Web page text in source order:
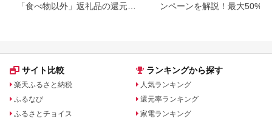
「食べ物以外」返礼品の還元率
ンペーンを解説！最大50%還
サイト比較
楽天ふるさと納税
ふるなび
ふるさとチョイス
ランキングから探す
人気ランキング
還元率ランキング
家電ランキング